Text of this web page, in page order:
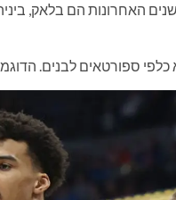
האמריקאים המפורסמים ביותר ב-40 השנים
ספורטאים לבנים.